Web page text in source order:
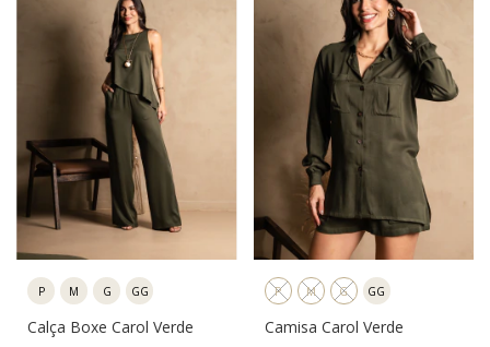
P M G GG
Calça Boxe Carol Verde
P M G GG
Camisa Carol Verde